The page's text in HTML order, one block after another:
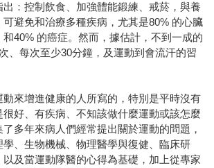
：控制飲食、加強體能鍛練、戒菸，與養
可避免和治療多種疾病，尤其是80% 的心臟
40% 的癌症。然而，據估計，不到一成的
、每次至少30分鐘，及運動到會流汗的習
來增進健康的人所寫的，特別是平時沒有
好、有疾病、不知該做什麼運動或該怎麼
多年來病人們經常提出關於運動的問題，
學、生物機械、物理醫學與復健、臨床研
及當運動隊醫的心得為基礎，加上從專家